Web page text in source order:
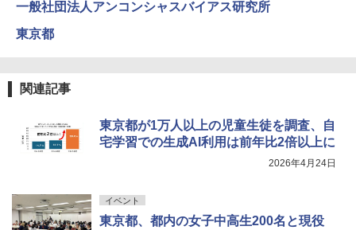
Fernrohr:実験用キャビネット
一般社団法人アンコンシャスバイアス研究所
東京都
関連記事
東京都が1万人以上の児童生徒を調査、自
宅学習での生成AI利用は前年比2倍以上に
2026年4月24日
イベント
東京都、都内の女子中高生200名と現役